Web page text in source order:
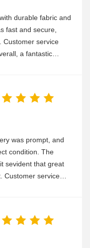
durable fabric and
fast and secure,
Customer service
a fantastic
was prompt, and
condition. The
sevident that great
Customer service